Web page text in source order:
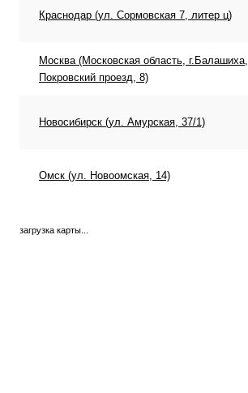
Краснодар (ул. Сормовская 7, литер ц)
Москва (Московская область, г.Балашиха,
Покровский проезд, 8)
Новосибирск (ул. Амурская, 37/1)
Омск (ул. Новоомская, 14)
загрузка карты...